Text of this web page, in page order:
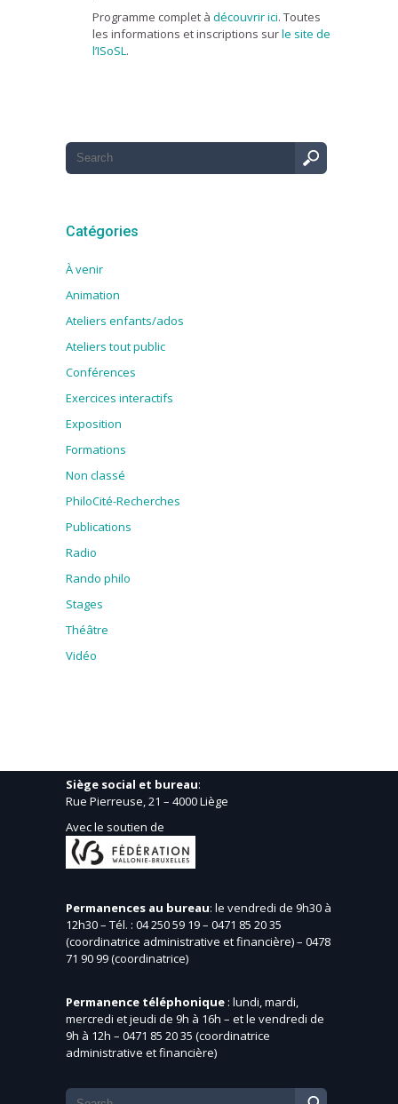
Programme complet à découvrir ici. Toutes
les informations et inscriptions surle site de
l’ISoSL.
Catégories
À venir
Animation
Ateliers enfants/ados
Ateliers tout public
Conférences
Exercices interactifs
Exposition
Formations
Non classé
PhiloCité-Recherches
Publications
Radio
Rando philo
Stages
Théâtre
Vidéo
Siège social et bureau:
Rue Pierreuse, 21 – 4000 Liège
Avec le soutien de
Permanences au bureau: le vendredi de 9h30 à
12h30 – Tél. : 04 250 59 19 – 0471 85 20 35
(coordinatrice administrative et financière) – 0478
71 90 99 (coordinatrice)
Permanence téléphonique : lundi, mardi,
mercredi et jeudi de 9h à 16h – et le vendredi de
9h à 12h – 0471 85 20 35 (coordinatrice
administrative et financière)